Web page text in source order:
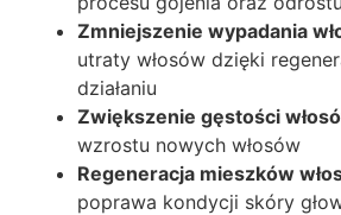
Zmniejszenie wypadania
utraty włosów dzięki
działaniu
Zwiększenie gęstości
wzrostu nowych włosów
Regeneracja mieszków
poprawa kondycji skóry